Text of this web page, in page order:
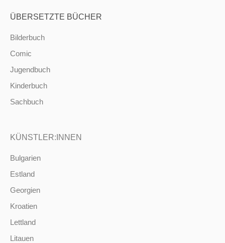
ÜBERSETZTE BÜCHER
Bilderbuch
Comic
Jugendbuch
Kinderbuch
Sachbuch
KÜNSTLER:INNEN
Bulgarien
Estland
Georgien
Kroatien
Lettland
Litauen